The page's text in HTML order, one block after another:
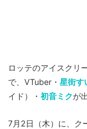
ロッテのアイスクリ
で、VTuber・ 星街す
イド）・ 初音ミクが
7月2日（木）に、ク